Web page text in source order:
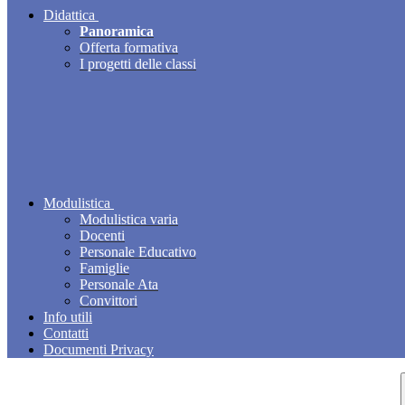
Didattica
Panoramica
Offerta formativa
I progetti delle classi
Modulistica
Modulistica varia
Docenti
Personale Educativo
Famiglie
Personale Ata
Convittori
Info utili
Contatti
Documenti Privacy